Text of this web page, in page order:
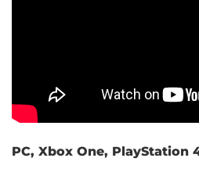
PC, Xbox One, PlayStation